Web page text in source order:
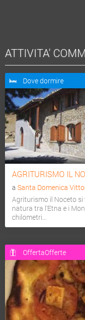
ATTIVITA'
Dove dormire
AGRITURISMO IL
a Santa Domenica
Agriturismo il Noceto
natura tra l'Etna e i
chilometri...
OffertaOfferte